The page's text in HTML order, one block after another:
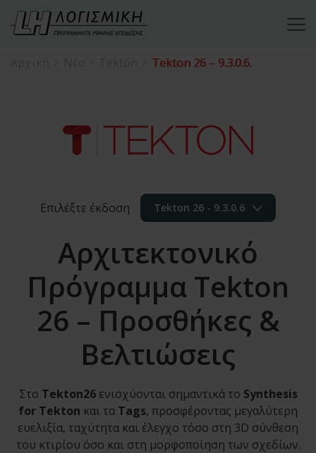
Tekton 26 – 9.3.0.6.
Επιλέξτε έκδοση Tekton 26 - 9.3.0.6
Αρχιτεκτονικό
Πρόγραμμα Tekton
26 – Προσθήκες &
Βελτιώσεις
Στο Tekton26ενισχύονται σημαντικά το Synthesis
for Tekton και τα Tags, προσφέροντας μεγαλύτερη
ευελιξία, ταχύτητα και έλεγχο τόσο στη 3D σύνθεση
του κτιρίου όσο και στη μορφοποίηση των σχεδίων.